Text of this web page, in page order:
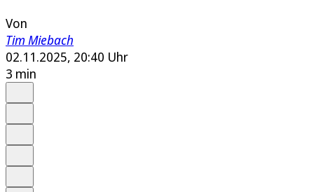
Von
Tim Miebach
02.11.2025, 20:40 Uhr
3 min